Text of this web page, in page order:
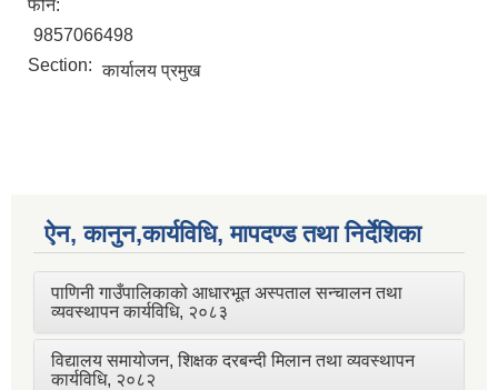
फोन:
9857066498
Section: कार्यालय प्रमुख
ऐन, कानुन,कार्यविधि, मापदण्ड तथा निर्देशिका
पाणिनी गाउँपालिकाको आधारभूत अस्पताल सन्चालन तथा
व्यवस्थापन कार्यविधि, २०८३
विद्यालय समायोजन, शिक्षक दरबन्दी मिलान तथा व्यवस्थापन
कार्यविधि, २०८२